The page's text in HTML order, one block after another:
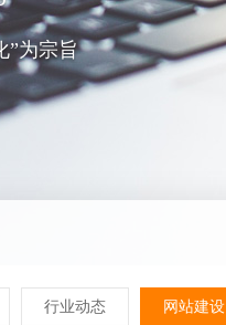
”为宗旨
行业动态 网站建设